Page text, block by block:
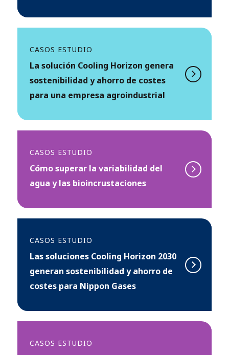
CASOS ESTUDIO
La solución Cooling Horizon genera
sostenibilidad y ahorro de costes
para una empresa agroindustrial
CASOS ESTUDIO
Cómo superar la variabilidad del
agua y las bioincrustaciones
CASOS ESTUDIO
Las soluciones Cooling Horizon 2030
generan sostenibilidad y ahorro de
costes para Nippon Gases
CASOS ESTUDIO